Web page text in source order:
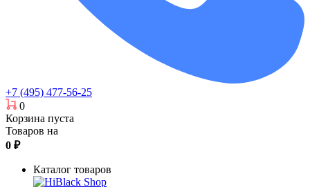
+7 (495) 477-56-25
0
Корзина пуста
Товаров на
0 ₽
Каталог товаров